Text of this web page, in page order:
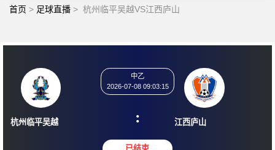
首页 > 足球直播 > 杭州临平吴越VS江西庐山
2026-07-08 09:03:15